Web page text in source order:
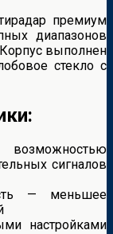
премиум
диапазонов
Корпус выполнен
стекло с
сигналов
— меньшее
настройками